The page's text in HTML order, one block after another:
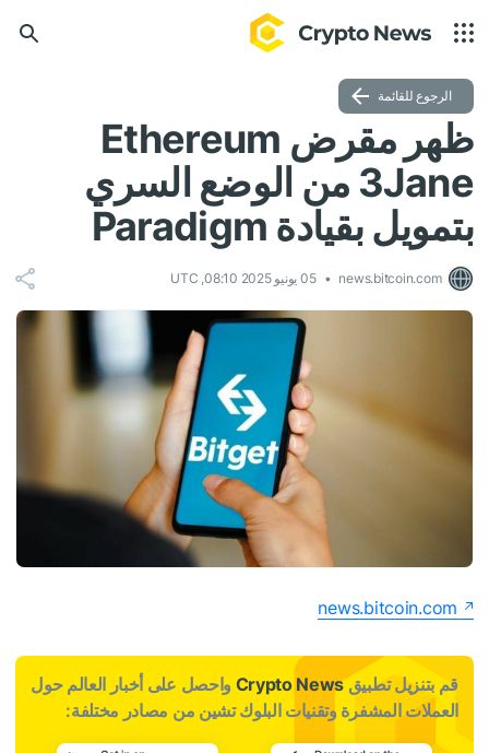
الرجوع للقائمة
ظهر مقرض Ethereum
3Jane من الوضع السري
بتمويل بقيادة Paradigm
news.bitcoin.com 05 يونيو 2025 08:10, UTC
news.bitcoin.com
قم بتنزيل تطبيقCrypto News واحصل على أخبار العالم حول
العملات المشفرة وتقنيات البلوك تشين من مصادر مختلفة: